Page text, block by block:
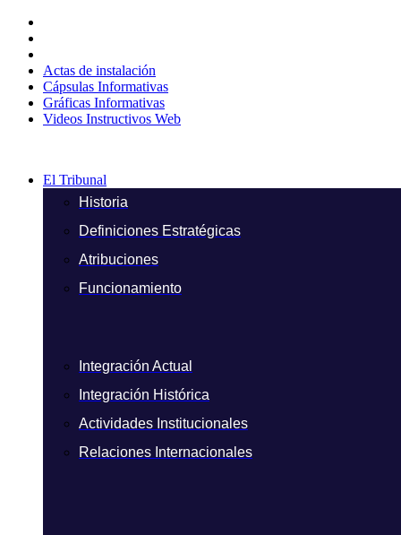
contenido
Actas de instalación
Cápsulas Informativas
Gráficas Informativas
Videos Instructivos Web
El Tribunal
Historia
Definiciones Estratégicas
Atribuciones
Funcionamiento
Integración Actual
Integración Histórica
Actividades Institucionales
Relaciones Internacionales